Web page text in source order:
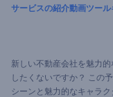
サービスの紹介動画ツール
新しい不動産会社を魅力
したくないですか？ この
シーンと魅力的なキャラ